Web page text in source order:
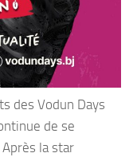
des Vodun Days
de se
la star